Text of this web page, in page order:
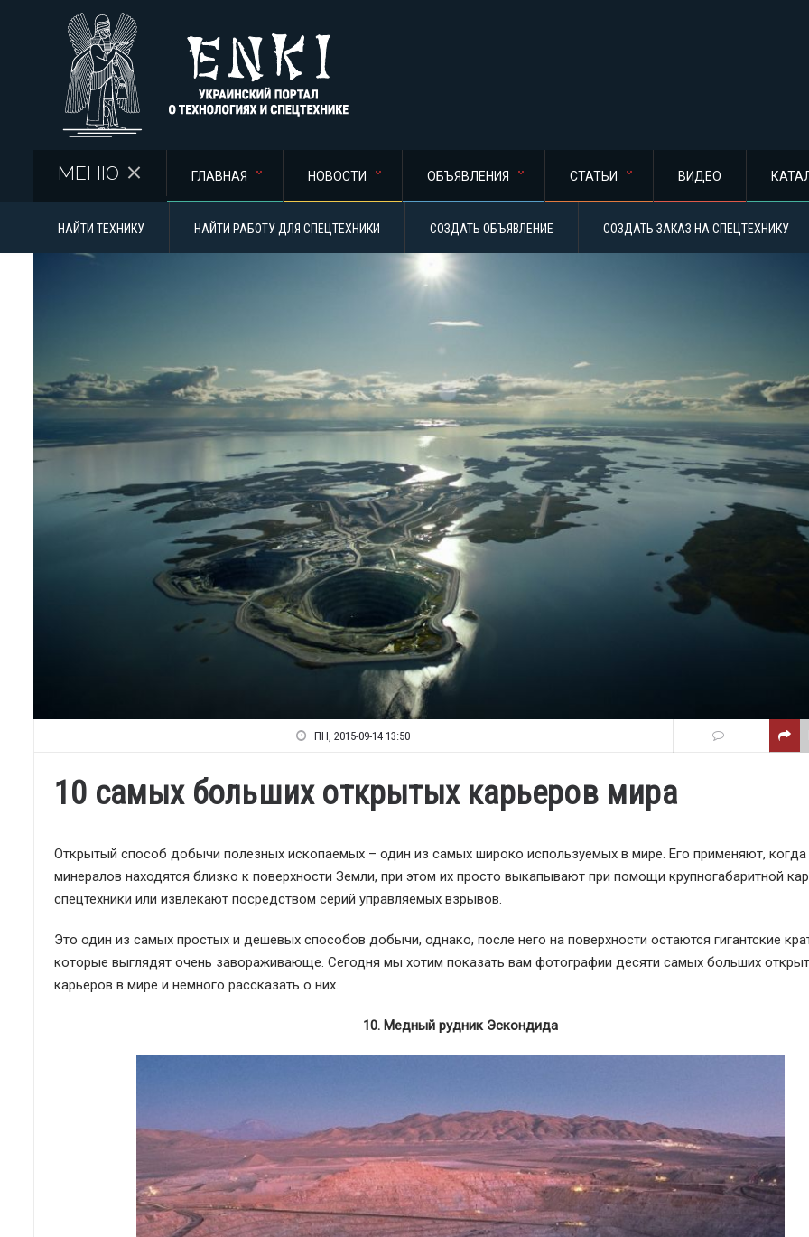
МЕНЮ ГЛАВНАЯ НОВОСТИ ОБЪЯВЛЕНИЯ СТАТЬИ ВИДЕО
НАЙТИ ТЕХНИКУ НАЙТИ РАБОТУ ДЛЯ СПЕЦТЕХНИКИ СОЗДАТЬ ОБЪЯВЛЕНИЕ СОЗДАТЬ ЗАКАЗ НА СПЕЦТЕХНИКУ
ПН, 2015-09-14 13:50
10 самых больших открытых карьеров мира
Открытый способ добычи полезных ископаемых – один из самых широко используемых в мире. Его применяют,
минералов находятся близко к поверхности Земли, при этом их просто выкапывают при помощи крупногабаритной
спецтехники или извлекают посредством серий управляемых взрывов.
Это один из самых простых и дешевых способов добычи, однако, после него на поверхности остаются гигантские
которые выглядят очень завораживающе. Сегодня мы хотим показать вам фотографии десяти самых больших
карьеров в мире и немного рассказать о них.
10. Медный рудник Эскондида